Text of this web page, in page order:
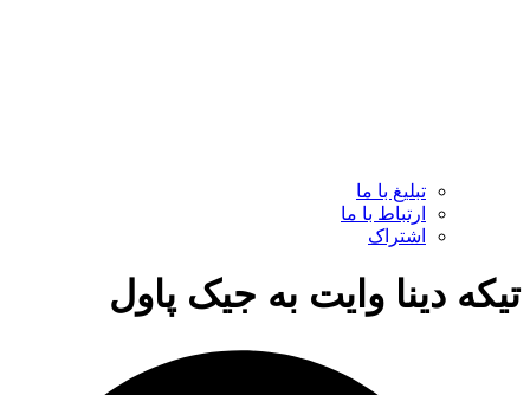
تبلیغ با ما
ارتباط با ما
اشتراک
دینا وایت به جیک پاول